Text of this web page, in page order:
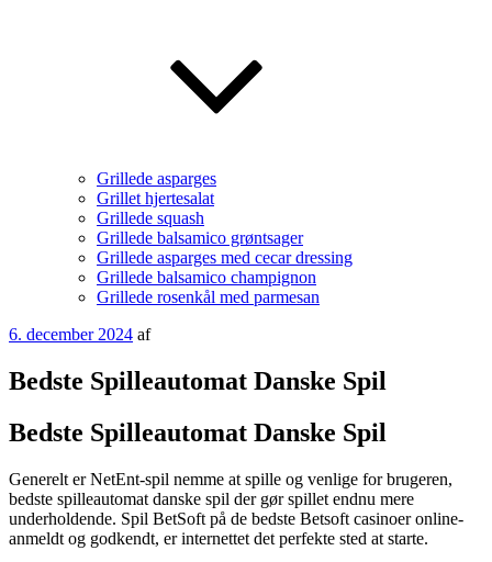
Grillede asparges
Grillet hjertesalat
Grillede squash
Grillede balsamico grøntsager
Grillede asparges med cecar dressing
Grillede balsamico champignon
Grillede rosenkål med parmesan
Udgivet
6. december 2024 af
Bedste Spilleautomat Danske Spil
Bedste Spilleautomat Danske Spil
Generelt er NetEnt-spil nemme at spille og venlige for brugeren,
bedste spilleautomat danske spil der gør spillet endnu mere
underholdende. Spil BetSoft på de bedste Betsoft casinoer online-
anmeldt og godkendt, er internettet det perfekte sted at starte.